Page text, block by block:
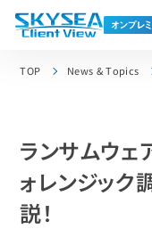
TOP News & Topics
ランサムウェ
ォレンジッ
説！